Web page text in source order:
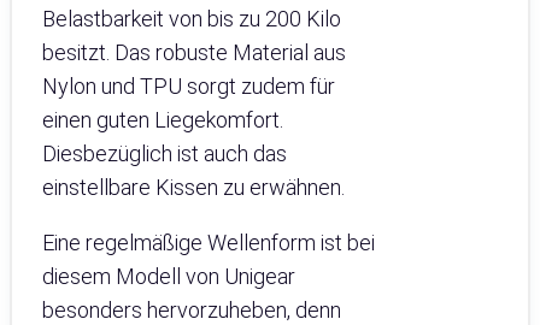
Belastbarkeit von bis zu 200 Kilo
besitzt. Das robuste Material aus
Nylon und TPU sorgt zudem für
einen guten Liegekomfort.
Diesbezüglich ist auch das
einstellbare Kissen zu erwähnen.
Eine regelmäßige Wellenform ist bei
diesem Modell von Unigear
besonders hervorzuheben, denn